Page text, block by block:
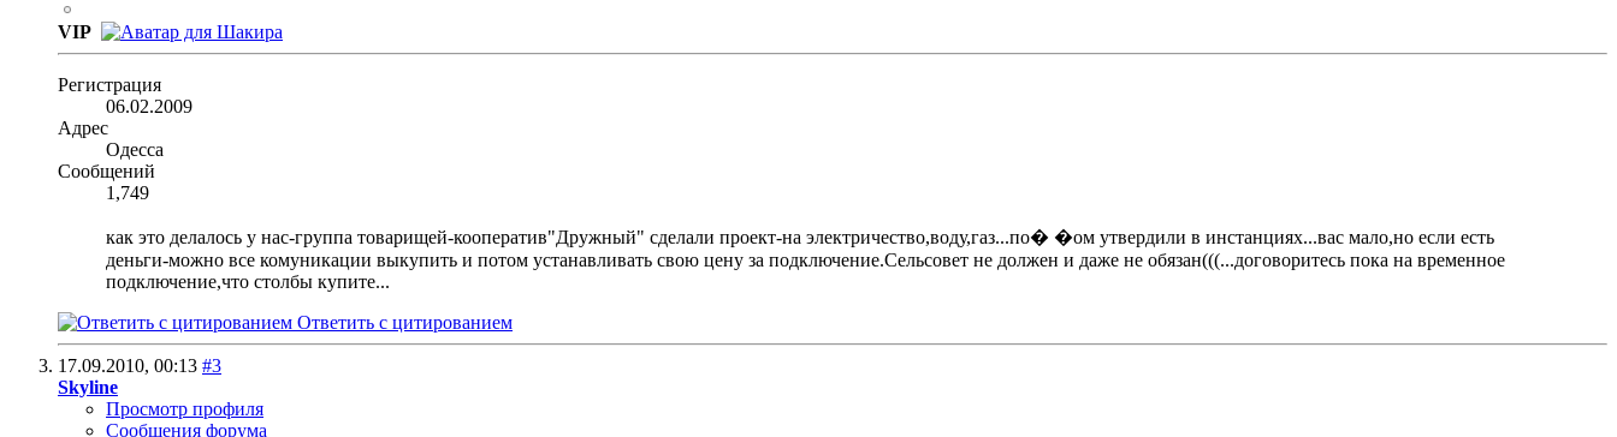
VIP
Регистрация
06.02.2009
Адрес
Одесса
Сообщений
1,749
как это делалось у нас-группа товарищей-кооператив"Дружный" сделали проект-на электричество,воду,газ...по� �ом утвердили в инстанциях...вас мало,но если есть
деньги-можно все комуникации выкупить и потом устанавливать свою цену за подключение.Сельсовет не должен и даже не обязан(((...договоритесь пока на временное
подключение,что столбы купите...
Ответить с цитированием
17.09.2010, 00:13 #3
Skyline
Просмотр профиля
Сообщения форума